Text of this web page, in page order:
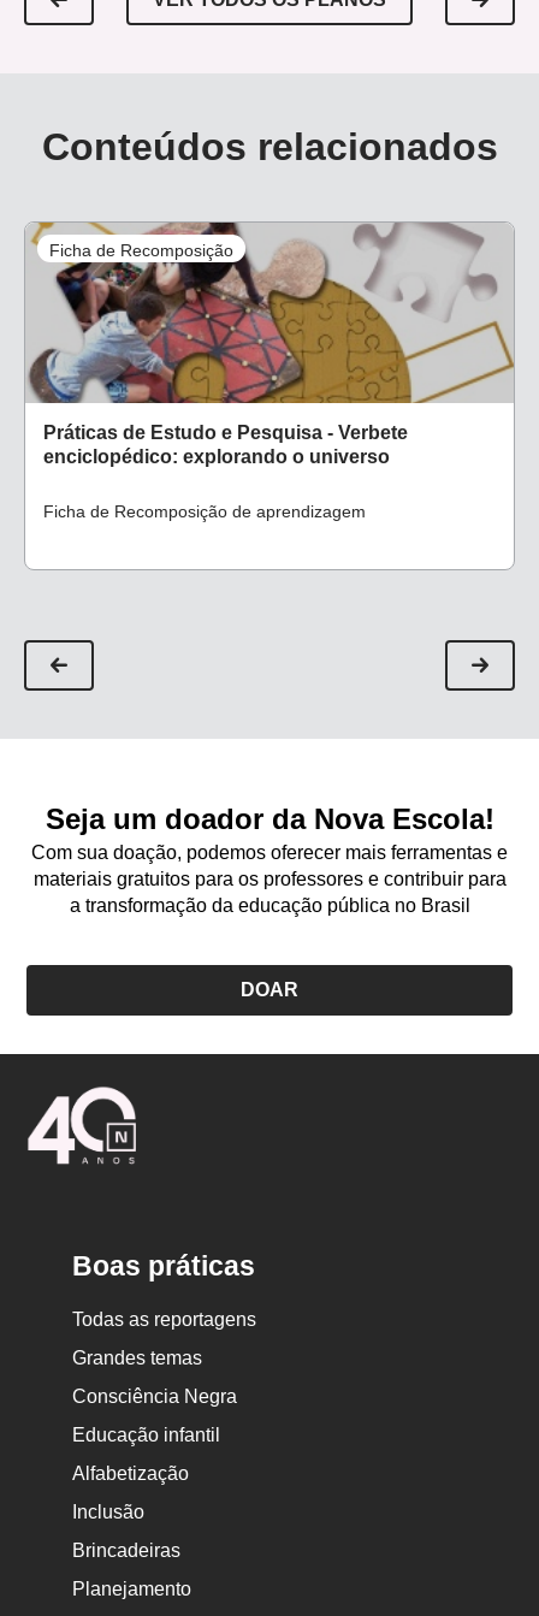
Conteúdos relacionados
Ficha de Recomposição
Práticas de Estudo e Pesquisa - Verbete
enciclopédico: explorando o universo
Ficha de Recomposição de aprendizagem
Seja um doador da Nova Escola!
Com sua doação, podemos oferecer mais ferramentas e
materiais gratuitos para os professores e contribuir para
a transformação da educação pública no Brasil
DOAR
Boas práticas
Todas as reportagens
Grandes temas
Consciência Negra
Educação infantil
Alfabetização
Inclusão
Brincadeiras
Planejamento